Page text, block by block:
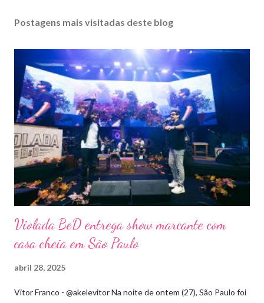
Postagens mais visitadas deste blog
Violada BeD entrega show marcante com
casa cheia em São Paulo
abril 28, 2025
Vitor Franco - @akelevitor Na noite de ontem (27), São Paulo foi